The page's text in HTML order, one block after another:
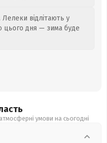
відлітають у
цього дня — зима буде
умови на сьогодні